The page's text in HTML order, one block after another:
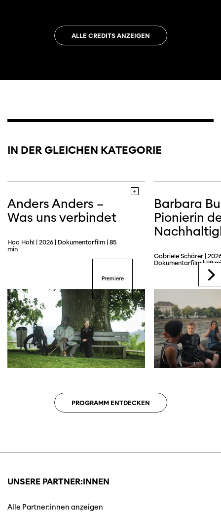
ALLE CREDITS ANZEIGEN
IN DER GLEICHEN KATEGORIE
PROGRAMM ENTDECKEN
Anders Anders –
Was uns verbindet
Hao Hohl | 2026 | Dokumentarfilm | 85
min
Premiere
Barbara
Pionierin
Gabriele Schärer |
Dokumentarfilm | 118
UNSERE PARTNER:INNEN
Alle Partner:innen anzeigen